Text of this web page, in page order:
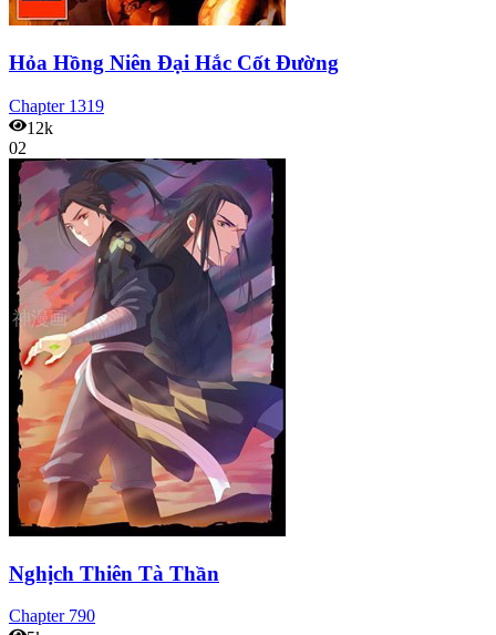
Hỏa Hồng Niên Đại Hắc Cốt Đường
Chapter 1319
12k
02
Nghịch Thiên Tà Thần
Chapter 790